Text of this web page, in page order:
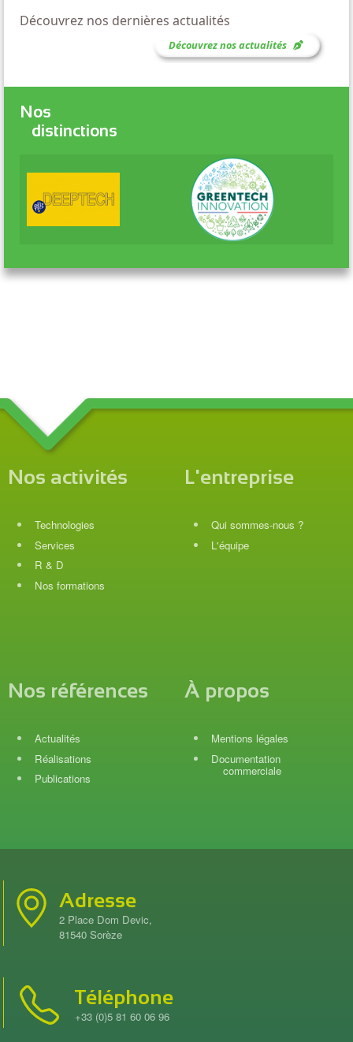
Découvrez nos dernières actualités
Découvrez nos actualités
Nos
distinctions
Nos activités
Technologies
Services
R & D
Nos formations
L'entreprise
Qui sommes-nous ?
L'équipe
Nos références
Actualités
Réalisations
Publications
À propos
Mentions légales
Documentation
commerciale
Adresse
2 Place Dom Devic,
81540 Sorèze
Téléphone
+33 (0)5 81 60 06 96